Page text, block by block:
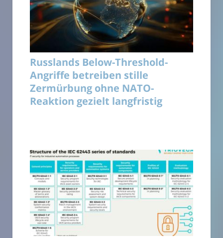
Russlands Below-Threshold-
Angriffe betreiben stille
Zermürbung ohne NATO-
Reaktion gezielt langfristig